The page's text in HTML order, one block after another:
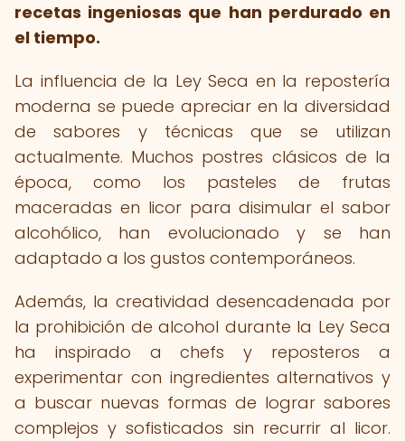
recetas ingeniosas que han perdurado en
el tiempo.
La influencia de la Ley Seca en la repostería
moderna se puede apreciar en la diversidad
de sabores y técnicas que se utilizan
actualmente. Muchos postres clásicos de la
época, como los pasteles de frutas
maceradas en licor para disimular el sabor
alcohólico, han evolucionado y se han
adaptado a los gustos contemporáneos.
Además, la creatividad desencadenada por
la prohibición de alcohol durante la Ley Seca
ha inspirado a chefs y reposteros a
experimentar con ingredientes alternativos y
a buscar nuevas formas de lograr sabores
complejos y sofisticados sin recurrir al licor.